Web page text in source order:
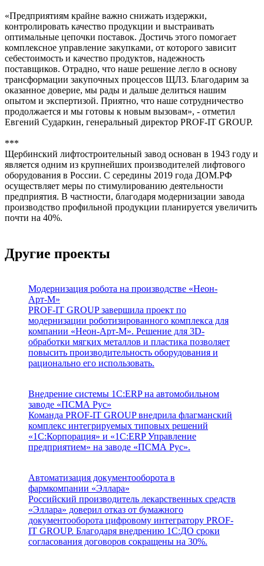
«Предприятиям крайне важно снижать издержки,
контролировать качество продукции и выстраивать
оптимальные цепочки поставок. Достичь этого помогает
комплексное управление закупками, от которого зависит
себестоимость и качество продуктов, надежность
поставщиков. Отрадно, что наше решение легло в основу
трансформации закупочных процессов ЩЛЗ. Благодарим за
оказанное доверие, мы рады и дальше делиться нашим
опытом и экспертизой. Приятно, что наше сотрудничество
продолжается и мы готовы к новым вызовам», - отметил
Евгений Сударкин, генеральный директор PROF-IT GROUP.
***
Щербинский лифтостроительный завод основан в 1943 году и
является одним из крупнейших производителей лифтового
оборудования в России. С середины 2019 года ДОМ.РФ
осуществляет меры по стимулированию деятельности
предприятия. В частности, благодаря модернизации завода
производство профильной продукции планируется увеличить
почти на 40%.
Другие проекты
Модернизация робота на производстве «Неон-
Арт-М»
PROF-IT GROUP завершила проект по
модернизации роботизированного комплекса для
компании «Неон-Арт-М». Решение для 3D-
обработки мягких металлов и пластика позволяет
повысить производительность оборудования и
рационально его использовать.
Внедрение системы 1С:ERP на автомобильном
заводе «ПСМА Рус»
Команда PROF-IT GROUP внедрила флагманский
комплекс интегрируемых типовых решений
«1С:Корпорация» и «1С:ERP Управление
предприятием» на заводе «ПСМА Рус».
Автоматизация документооборота в
фармкомпании «Эллара»
Российский производитель лекарственных средств
«Эллара» доверил отказ от бумажного
документооборота цифровому интегратору PROF-
IT GROUP. Благодаря внедрению 1С:ДО сроки
согласования договоров сокращены на 30%.